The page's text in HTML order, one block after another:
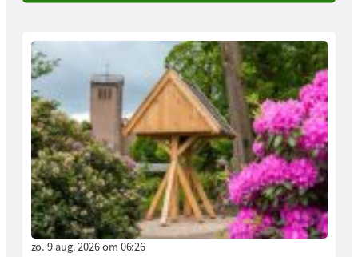
zo. 9 aug. 2026 om 06:26